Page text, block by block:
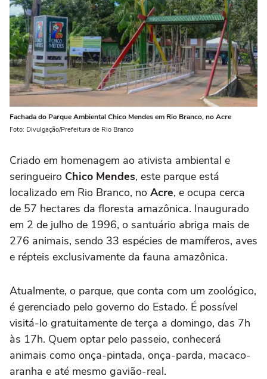
Fachada do Parque Ambiental Chico Mendes em Rio Branco, no Acre
Foto: Divulgação/Prefeitura de Rio Branco
Criado em homenagem ao ativista ambiental e
seringueiro Chico Mendes, este parque está
localizado em Rio Branco, no Acre, e ocupa cerca
de 57 hectares da floresta amazônica. Inaugurado
em 2 de julho de 1996, o santuário abriga mais de
276 animais, sendo 33 espécies de mamíferos, aves
e répteis exclusivamente da fauna amazônica.
Atualmente, o parque, que conta com um zoológico,
é gerenciado pelo governo do Estado. É possível
visitá-lo gratuitamente de terça a domingo, das 7h
às 17h. Quem optar pelo passeio, conhecerá
animais como onça-pintada, onça-parda, macaco-
aranha e até mesmo gavião-real.